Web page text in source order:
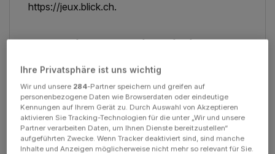
https://jeux.blick.ch.
2. Enregistrement/inscription
Pour pouvoir utiliser ce jeu, l’utilisateur doit
s’inscrire avec une adresse électronique et un
nom de profil.
Ihre Privatsphäre ist uns wichtig
Wir und unsere 284-Partner speichern und greifen auf
personenbezogene Daten wie Browserdaten oder eindeutige
Kennungen auf Ihrem Gerät zu. Durch Auswahl von Akzeptieren
aktivieren Sie Tracking-Technologien für die unter „Wir und unsere
Partner verarbeiten Daten, um Ihnen Dienste bereitzustellen“
aufgeführten Zwecke. Wenn Tracker deaktiviert sind, sind manche
Inhalte und Anzeigen möglicherweise nicht mehr so relevant für Sie.